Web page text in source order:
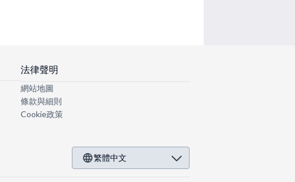
法律聲明
網站地圖
條款與細則
Cookie政策
繁體中文